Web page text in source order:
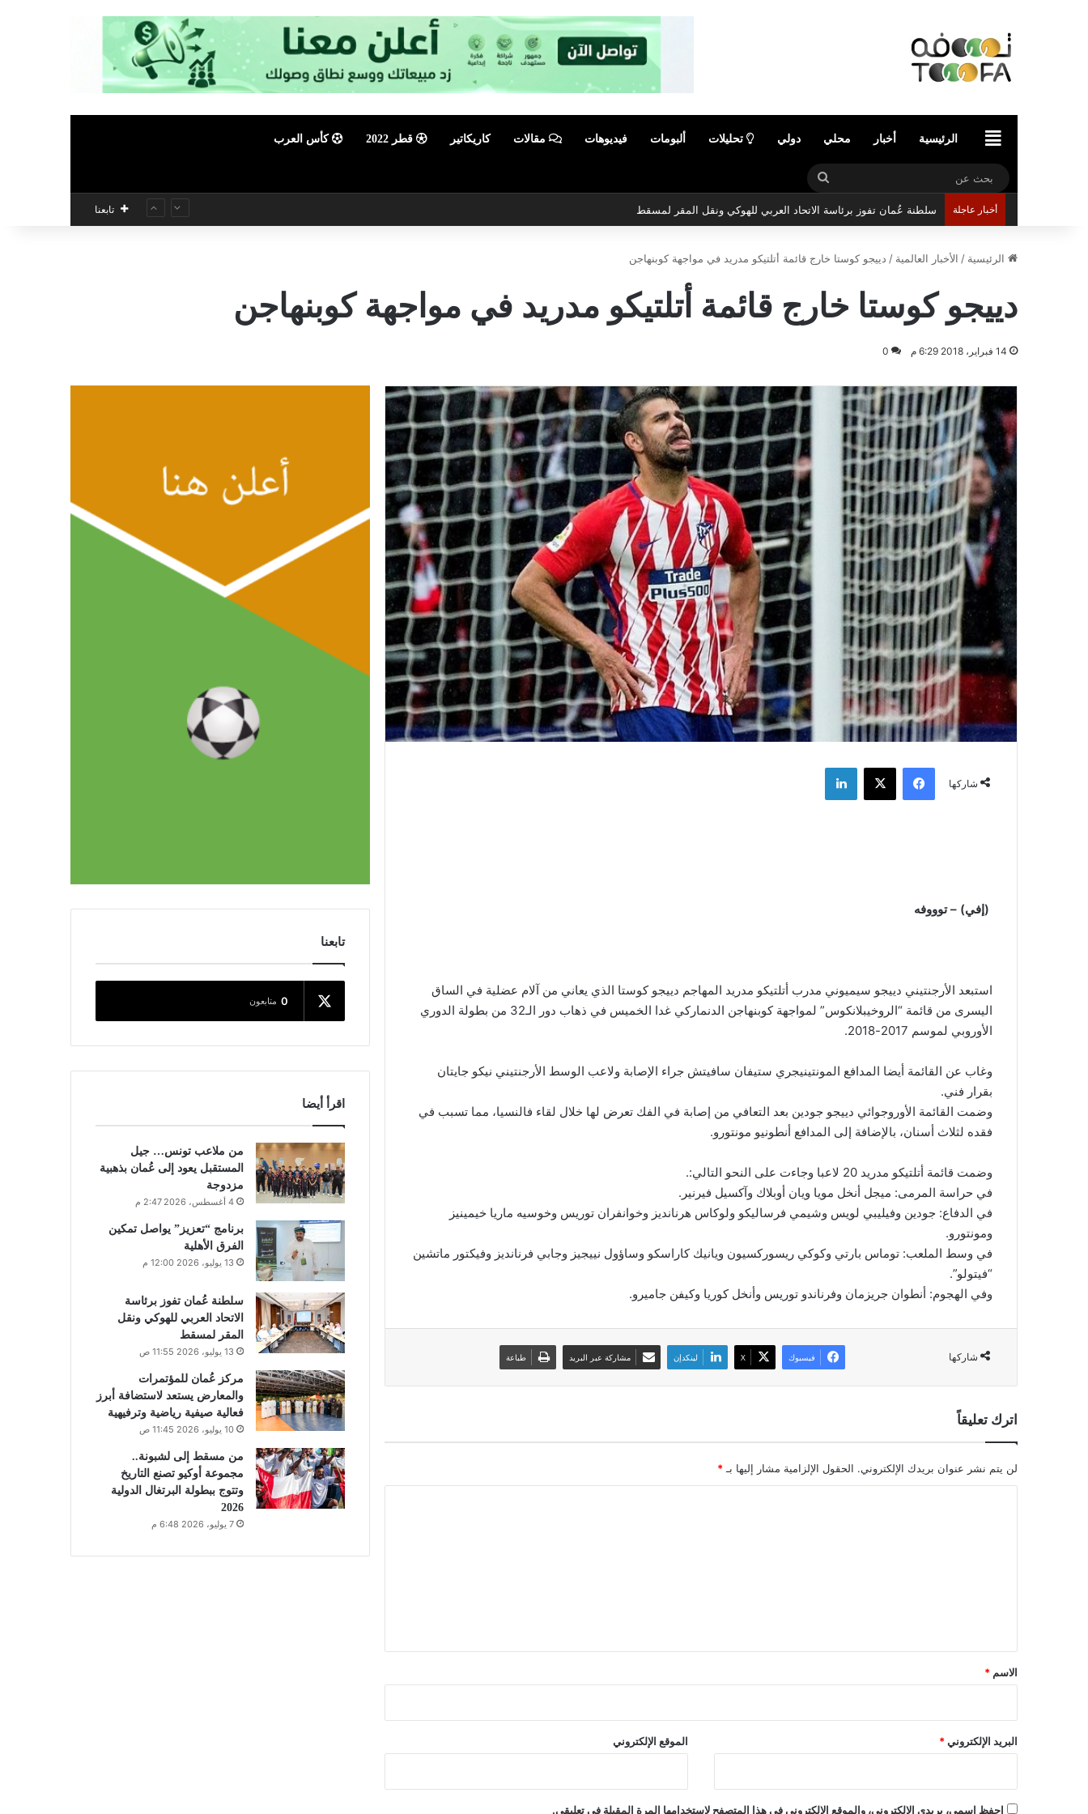
الرئيسيةالرئيسية أخبار محلي دولي تحليلات ألبومات فيديوهات مقالات كاريكاتير قطر 2022 كأس العرب
بحث
عن
أخبار عاجلة سلطنة عُمان تفوز برئاسة الاتحاد العربي للهوكي ونقل المقر لمسقط تابعنا
الرئيسية / الأخبار العالمية / دييجو كوستا خارج قائمة أتلتيكو مدريد في مواجهة كوبنهاجن
دييجو كوستا خارج قائمة أتلتيكو مدريد في مواجهة كوبنهاجن
14 فبراير، 2018 6:29 م 0
شاركها
فيسبوك ‫X لينكدإن
(إفي) – توووفه
استبعد الأرجنتيني دييجو سيميوني مدرب أتلتيكو مدريد المهاجم دييجو كوستا الذي يعاني من آلام عضلية في الساق
اليسرى من قائمة “الروخيبلانكوس” لمواجهة كوبنهاجن الدنماركي غدا الخميس في ذهاب دور الـ32 من بطولة الدوري
الأوروبي لموسم 2017-2018.
وغاب عن القائمة أيضا المدافع المونتينيجري ستيفان سافيتش جراء الإصابة ولاعب الوسط الأرجنتيني نيكو جايتان
بقرار فني.
وضمت القائمة الأوروجوائي دييجو جودين بعد التعافي من إصابة في الفك تعرض لها خلال لقاء فالنسيا، مما تسبب في
فقده لثلاث أسنان، بالإضافة إلى المدافع أنطونيو مونتورو.
وضمت قائمة أتلتيكو مدريد 20 لاعبا وجاءت على النحو التالي:.
في حراسة المرمى: ميجل أنخل مويا ويان أوبلاك وآكسيل فيرنير.
في الدفاع: جودين وفيليبي لويس وشيمي فرساليكو ولوكاس هرنانديز وخوانفران توريس وخوسيه ماريا خيمينيز
ومونتورو.
في وسط الملعب: توماس بارتي وكوكي ريسوركسيون ويانيك كاراسكو وساؤول نييجيز وجابي فرنانديز وفيكتور ماتشين
“فيتولو”.
وفي الهجوم: أنطوان جريزمان وفرناندو توريس وأنخل كوريا وكيفن جاميرو.
شاركها فيسبوك ‫X لينكدإن مشاركة عبر البريد طباعة
اترك تعليقاً
لن يتم نشر عنوان بريدك الإلكتروني. الحقول الإلزامية مشار إليها بـ *
*
الاسم *
البريد الإلكتروني* الموقع الإلكتروني
احفظ اسمي، بريدي الإلكتروني، والموقع الإلكتروني في هذا المتصفح لاستخدامها المرة المقبلة في تعليقي.
تابعنا
0 متابعون
اقرأ أيضا
من ملاعب تونس… جيل
المستقبل يعود إلى عُمان بذهبية
مزدوجة
4 أغسطس، 2026 2:47 م
برنامج “تعزيز” يواصل تمكين
الفرق الأهلية
13 يوليو، 2026 12:00 م
سلطنة عُمان تفوز برئاسة
الاتحاد العربي للهوكي ونقل
المقر لمسقط
13 يوليو، 2026 11:55 ص
مركز عُمان للمؤتمرات
والمعارض يستعد لاستضافة أبرز
فعالية صيفية رياضية وترفيهية
10 يوليو، 2026 11:45 ص
من مسقط إلى لشبونة..
مجموعة أوكيو تصنع التاريخ
وتتوج ببطولة البرتغال الدولية
2026
7 يوليو، 2026 6:48 م